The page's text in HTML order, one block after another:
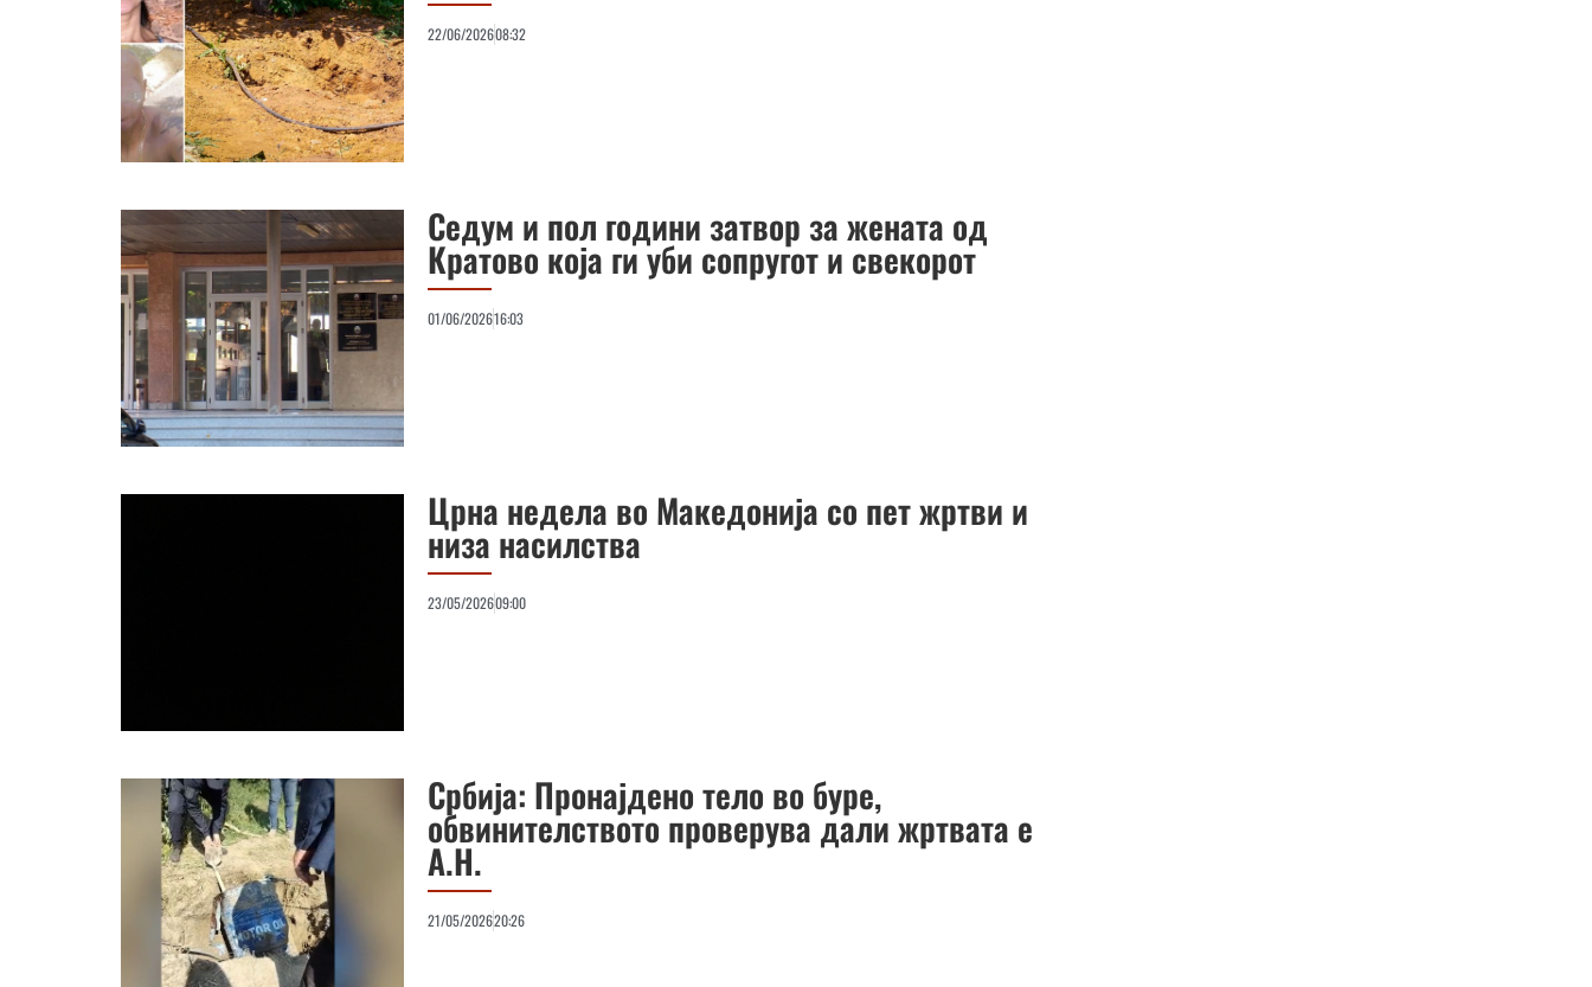
22/06/202608:32
Седум и пол години затвор за жената од
Кратово која ги уби сопругот и свекорот
01/06/202616:03
Црна недела во Македонија со пет жртви и
низа насилства
23/05/202609:00
Србија: Пронајдено тело во буре,
обвинителството проверува дали жртвата е
А.Н.
21/05/202620:26